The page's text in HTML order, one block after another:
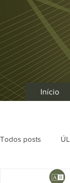
Início
Todos posts